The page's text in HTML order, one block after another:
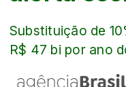
Substituição de
R$ 47 bi por ano